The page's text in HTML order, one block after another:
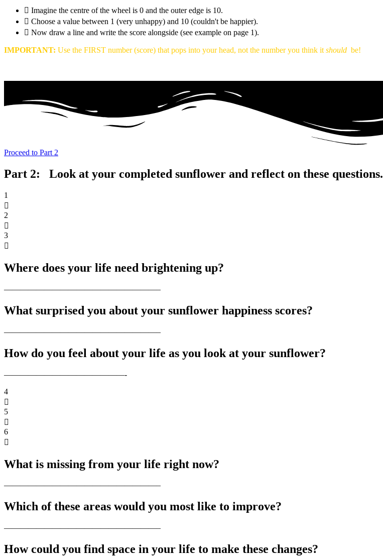
Imagine the centre of the wheel is 0 and the outer edge is 10.
Choose a value between 1 (very unhappy) and 10 (couldn't be happier).
Now draw a line and write the score alongside (see example on page 1).
IMPORTANT: Use the FIRST number (score) that pops into your head, not the number you think it should be!
Proceed to Part 2
Part 2: ‏‏‎ ‎‏‏‎ Look at your completed sunflower and reflect on these questions.
1
2
3
Where does your life need brightening up?
What surprised you about your sunflower happiness scores?
———————————————————–
How do you feel about your life as you look at your sunflower?
4
5
6
What is missing from your life right now?
Which of these areas would you most like to improve?
———————————————————–
How could you find space in your life to make these changes?